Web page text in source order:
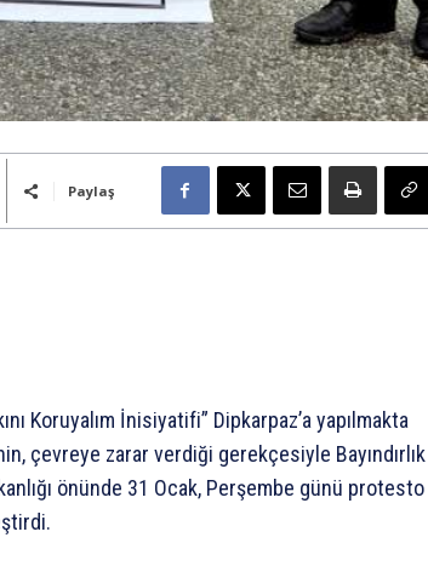
Paylaş
Koruyalım İnisiyatifi” Dipkarpaz’a yapılmakta
çevreye zarar verdiği gerekçesiyle Bayındırlık
önünde 31 Ocak, Perşembe günü protesto